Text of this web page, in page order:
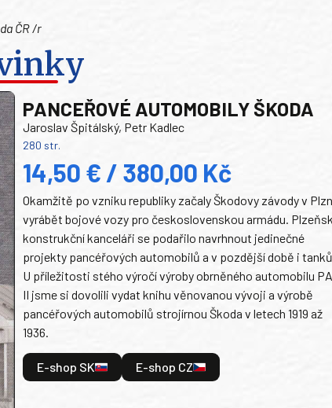
ČR /r
PANCEŘOVÉ AUTOMOBILY ŠKODA
Jaroslav Špitálský, Petr Kadlec
280 str.
14,50 € / 380,00 Kč
Okamžitě po vzniku republiky začaly Škodovy závody v
vyrábět bojové vozy pro československou armádu.
konstrukční kanceláři se podařilo navrhnout jedinečné
projekty pancéřových automobilů a v pozdější době i
U příležitosti stého výročí výroby obrněného automobilu
II jsme si dovolili vydat knihu věnovanou vývoji a výrobě
pancéřových automobilů strojírnou Škoda v letech 1919 až
1936.
E-shop SK E-shop CZ